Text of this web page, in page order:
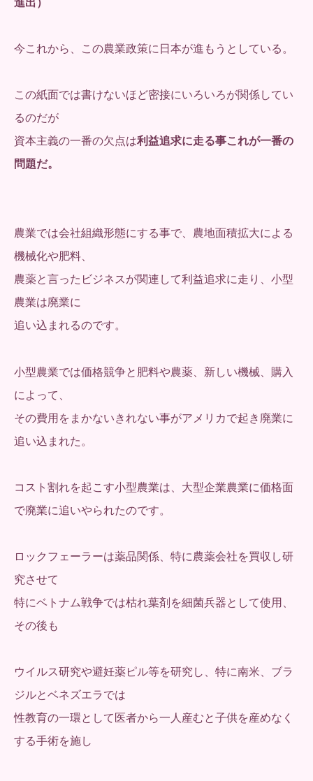
進出）
今これから、この農業政策に日本が進もうとしている。
この紙面では書けないほど密接にいろいろが関係してい
るのだが
資本主義の一番の欠点は利益追求に走る事これが一番の
問題だ。
農業では会社組織形態にする事で、農地面積拡大による
機械化や肥料、
農薬と言ったビジネスが関連して利益追求に走り、小型
農業は廃業に
追い込まれるのです。
小型農業では価格競争と肥料や農薬、新しい機械、購入
によって、
その費用をまかないきれない事がアメリカで起き廃業に
追い込まれた。
コスト割れを起こす小型農業は、大型企業農業に価格面
で廃業に追いやられたのです。
ロックフェーラーは薬品関係、特に農薬会社を買収し研
究させて
特にベトナム戦争では枯れ葉剤を細菌兵器として使用、
その後も
ウイルス研究や避妊薬ピル等を研究し、特に南米、ブラ
ジルとベネズエラでは
性教育の一環として医者から一人産むと子供を産めなく
する手術を施し